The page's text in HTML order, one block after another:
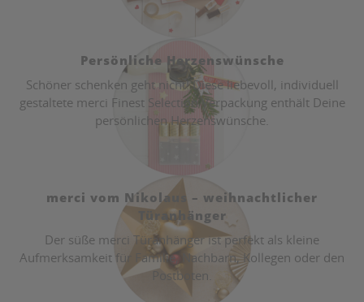
Persönliche Herzenswünsche
Schöner schenken geht nicht! Diese liebevoll, individuell
gestaltete merci Finest Selection Verpackung enthält Deine
persönlichen Herzenswünsche.
merci vom Nikolaus – weihnachtlicher
Türanhänger
Der süße merci Türanhänger ist perfekt als kleine
Aufmerksamkeit für Familie, Nachbarn, Kollegen oder den
Postboten.